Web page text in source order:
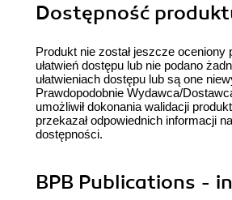
Dostępność
Produkt nie został jeszcze oceniony
ułatwień dostępu lub nie podano
ułatwieniach dostępu lub są one
Prawdopodobnie Wydawca/
umożliwił dokonania walidacji
przekazał odpowiednich informacji
dostępności.
BPB Publications -